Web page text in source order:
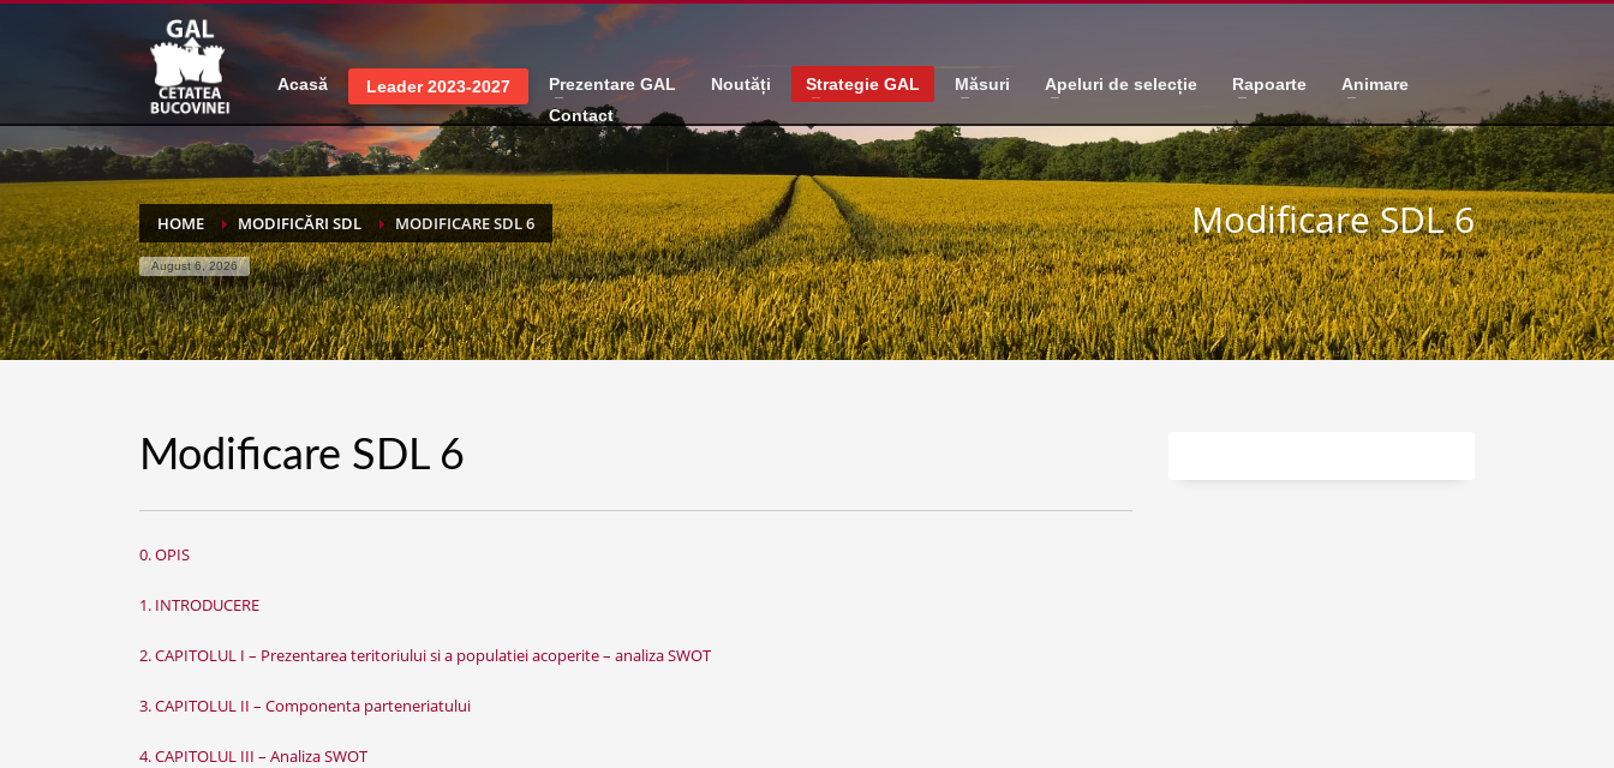
Acasă Leader 2023-2027 Prezentare GAL Noutăți Strategie GAL Măsuri Apeluri de selecție Rapoarte
Animare
Contact
HOME MODIFICĂRI SDL MODIFICARE SDL 6
August 6, 2026
Modificare SDL 6
Modificare SDL 6
0. OPIS
1. INTRODUCERE
2. CAPITOLUL I – Prezentarea teritoriului si a populatiei acoperite – analiza SWOT
3. CAPITOLUL II – Componenta parteneriatului
4. CAPITOLUL III – Analiza SWOT